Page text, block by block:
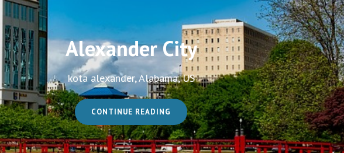
Alexander City
kota alexander, Alabama, US
CONTINUE READING ALEXANDER
CITY